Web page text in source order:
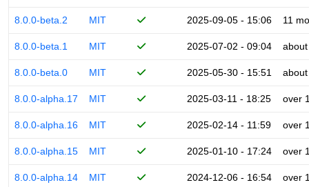
8.0.0-beta.2 MIT 2025-09-05 - 15:06 11
8.0.0-beta.1 MIT 2025-07-02 - 09:04
8.0.0-beta.0 MIT 2025-05-30 - 15:51
8.0.0-alpha.17 MIT 2025-03-11 - 18:25 over
8.0.0-alpha.16 MIT 2025-02-14 - 11:59 over
8.0.0-alpha.15 MIT 2025-01-10 - 17:24 over
8.0.0-alpha.14 MIT 2024-12-06 - 16:54 over